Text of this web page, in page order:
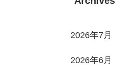
2026年7月
2026年6月